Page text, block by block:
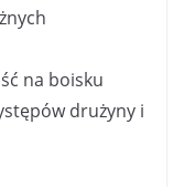
na boisku
drużyny i